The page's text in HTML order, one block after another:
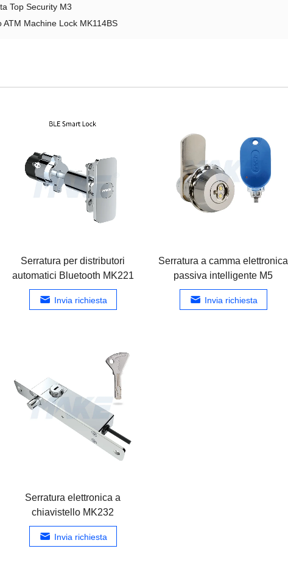
Top Security M3
Machine Lock MK114BS
Serratura per distributori
automatici Bluetooth MK221
Invia richiesta
Serratura a camma elettronica
passiva intelligente M5
Invia richiesta
Serratura elettronica a
chiavistello MK232
Invia richiesta